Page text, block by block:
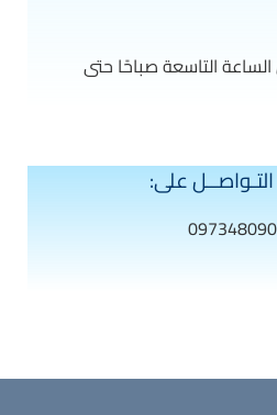
التاسعة صباحًا حتى
التـواصــل على: